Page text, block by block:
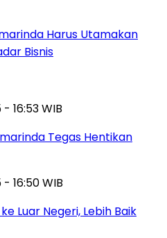
Harus Utamakan
Bisnis
16:53 WIB
Tegas Hentikan
16:50 WIB
Luar Negeri, Lebih Baik